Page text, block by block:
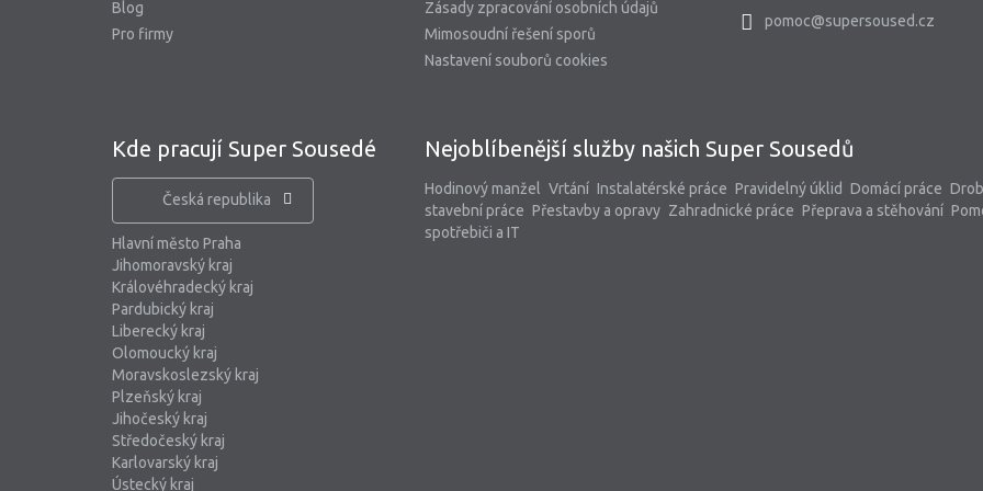
Blog
Pro firmy
Zásady zpracování osobních údajů
Mimosoudní řešení sporů
Nastavení souborů cookies
pomoc@supersoused.cz
Kde pracují Super Sousedé
Česká republika
Hlavní město Praha
Jihomoravský kraj
Královéhradecký kraj
Pardubický kraj
Liberecký kraj
Olomoucký kraj
Moravskoslezský kraj
Plzeňský kraj
Jihočeský kraj
Středočeský kraj
Karlovarský kraj
Ústecký kraj
Nejoblíbenější služby našich Super Sousedů
Hodinový manžel Vrtání Instalatérské práce Pravidelný úklid Domácí práce
stavební práce Přestavby a opravy Zahradnické práce Přeprava a stěhování
spotřebiči a IT